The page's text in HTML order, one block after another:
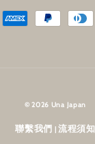
© 2026 Una Japan
聯繫我們 |流程須知